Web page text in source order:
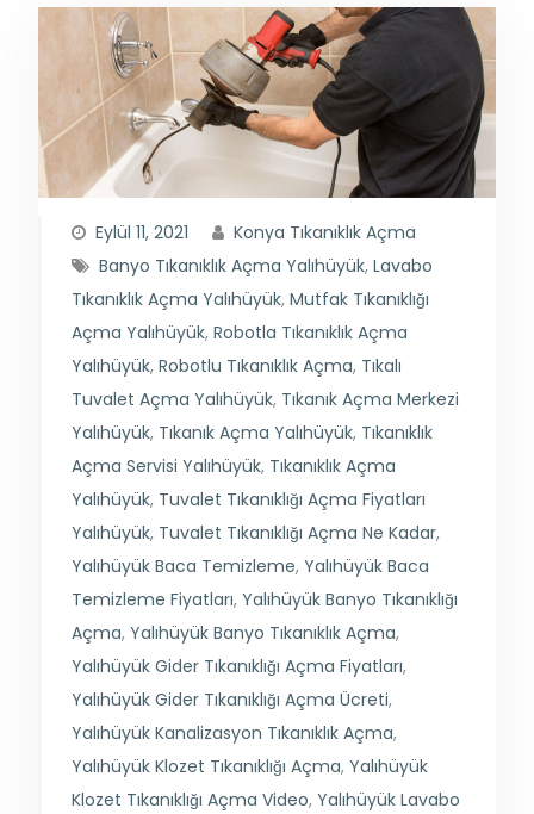
Eylül 11, 2021
Konya Tıkanıklık Açma
Banyo Tıkanıklık Açma Yalıhüyük, Lavabo
Tıkanıklık Açma Yalıhüyük, Mutfak Tıkanıklığı
Açma Yalıhüyük, Robotla Tıkanıklık Açma
Yalıhüyük, Robotlu Tıkanıklık Açma, Tıkalı
Tuvalet Açma Yalıhüyük, Tıkanık Açma Merkezi
Yalıhüyük, Tıkanık Açma Yalıhüyük, Tıkanıklık
Açma Servisi Yalıhüyük, Tıkanıklık Açma
Yalıhüyük, Tuvalet Tıkanıklığı Açma Fiyatları
Yalıhüyük, Tuvalet Tıkanıklığı Açma Ne Kadar,
Yalıhüyük Baca Temizleme, Yalıhüyük Baca
Temizleme Fiyatları, Yalıhüyük Banyo Tıkanıklığı
Açma, Yalıhüyük Banyo Tıkanıklık Açma,
Yalıhüyük Gider Tıkanıklığı Açma Fiyatları,
Yalıhüyük Gider Tıkanıklığı Açma Ücreti,
Yalıhüyük Kanalizasyon Tıkanıklık Açma,
Yalıhüyük Klozet Tıkanıklığı Açma, Yalıhüyük
Klozet Tıkanıklığı Açma Video, Yalıhüyük Lavabo